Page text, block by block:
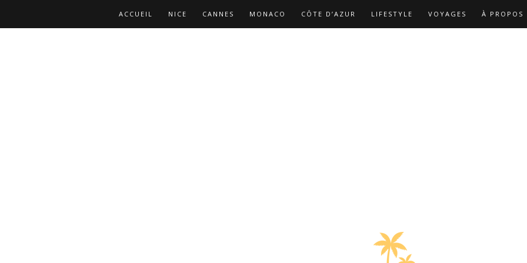
ACCUEIL NICE CANNES MONACO CÔTE D’AZUR LIFESTYLE VOYAGES À PROPOS